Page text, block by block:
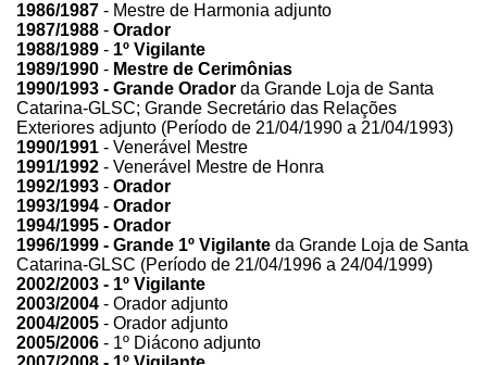
1986/1987 - Mestre de Harmonia adjunto
1987/1988 - Orador
1988/1989 - 1º Vigilante
1989/1990 - Mestre de Cerimônias
1990/1993 - Grande Orador da Grande Loja de Santa
Catarina-GLSC; Grande Secretário das Relações
Exteriores adjunto (Período de 21/04/1990 a 21/04/1993)
1990/1991 - Venerável Mestre
1991/1992 - Venerável Mestre de Honra
1992/1993 - Orador
1993/1994 - Orador
1994/1995 - Orador
1996/1999 - Grande 1º Vigilante da Grande Loja de Santa
Catarina-GLSC (Período de 21/04/1996 a 24/04/1999)
2002/2003 - 1º Vigilante
2003/2004 - Orador adjunto
2004/2005 - Orador adjunto
2005/2006 - 1º Diácono adjunto